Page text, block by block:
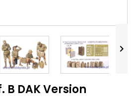

B DAK Version